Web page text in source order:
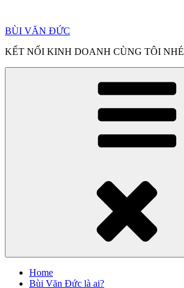
phần
dung
BÙI VĂN ĐỨC
KẾT NỐI KINH DOANH CÙNG TÔI NHÉ
Home
Bùi Văn Đức là ai?